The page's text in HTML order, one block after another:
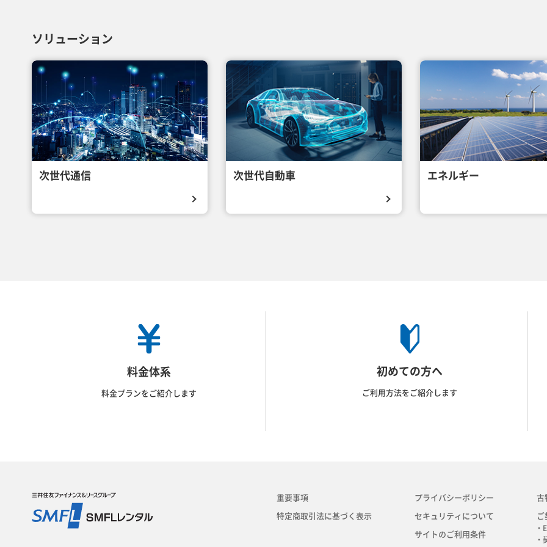
ソリューション
次世代通信 次世代自動車 エネルギー
料金体系
料金プランをご紹介します
初めての方へ
ご利用方法をご紹介します
重要事項
特定商取引法に基づく表示
プライバシーポリシー
セキュリティについて
サイトのご利用条件
古
ご
・
・